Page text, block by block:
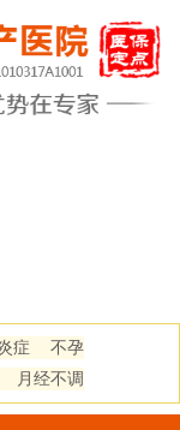
症
不孕
月经不调